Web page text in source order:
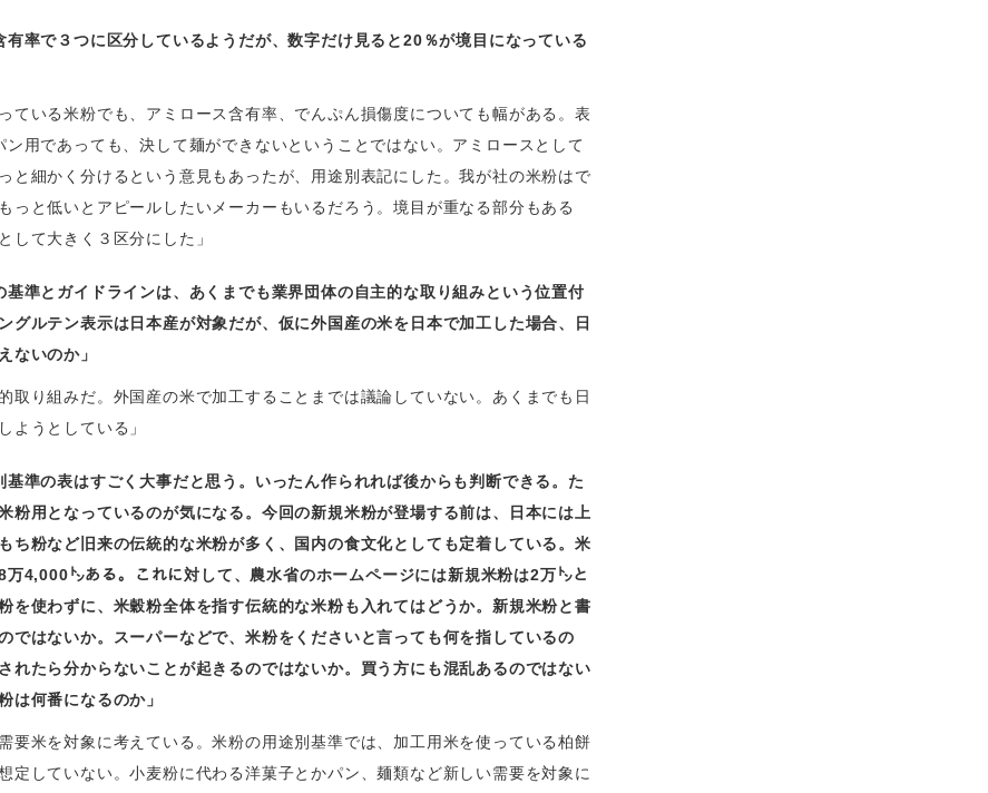
有率で３つに区分しているようだが、数字だけ見ると20％が境目になっている
ている米粉でも、アミロース含有率、でんぷん損傷度についても幅がある。表
ン用であっても、決して麺ができないということではない。アミロースとして
と細かく分けるという意見もあったが、用途別表記にした。我が社の米粉はで
っと低いとアピールしたいメーカーもいるだろう。境目が重なる部分もある
して大きく３区分にした」
基準とガイドラインは、あくまでも業界団体の自主的な取り組みという位置付
グルテン表示は日本産が対象だが、仮に外国産の米を日本で加工した場合、日
ないのか」
取り組みだ。外国産の米で加工することまでは議論していない。あくまでも日
ようとしている」
基準の表はすごく大事だと思う。いったん作られれば後からも判断できる。た
粉用となっているのが気になる。今回の新規米粉が登場する前は、日本には上
ち粉など旧来の伝統的な米粉が多く、国内の食文化としても定着している。米
万4,000㌧ある。これに対して、農水省のホームページには新規米粉は2万㌧と
を使わずに、米穀粉全体を指す伝統的な米粉も入れてはどうか。新規米粉と書
ではないか。スーパーなどで、米粉をくださいと言っても何を指しているの
れたら分からないことが起きるのではないか。買う方にも混乱あるのではない
は何番になるのか」
要米を対象に考えている。米粉の用途別基準では、加工用米を使っている柏餅
定していない。小麦粉に代わる洋菓子とかパン、麺類など新しい需要を対象に